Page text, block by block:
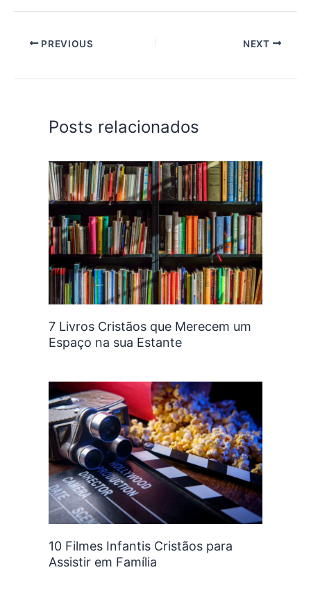
PREVIOUS NEXT
Posts relacionados
7 Livros Cristãos que Merecem um
Espaço na sua Estante
10 Filmes Infantis Cristãos para
Assistir em Família